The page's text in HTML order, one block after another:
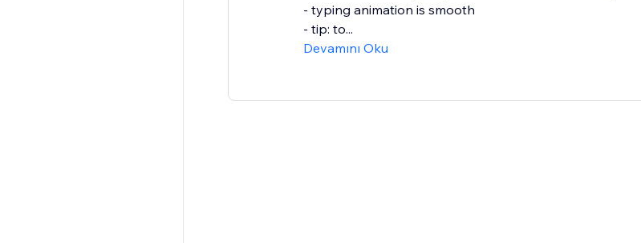
- typing animation is smooth
- tip: to...
Devamını Oku